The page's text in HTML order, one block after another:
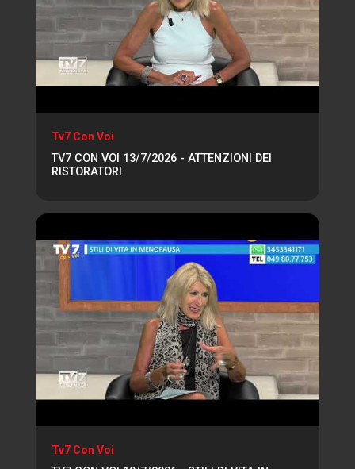
Tv7 Con Voi
TV7 CON VOI 13/7/2026 - ATTENZIONI DEI
RISTORATORI
Tv7 Con Voi